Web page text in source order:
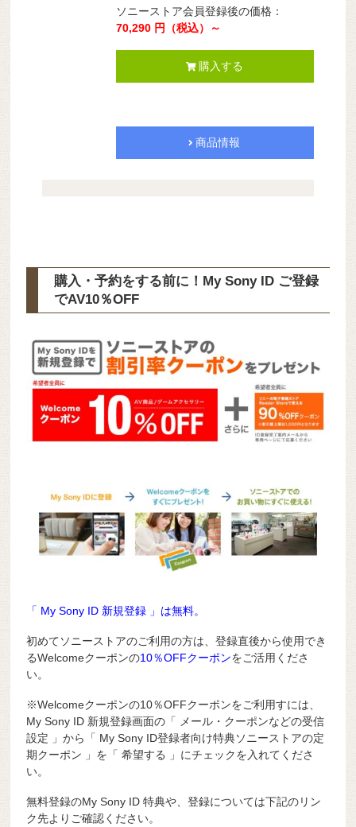
ソニーストア会員登録後の価格：
70,290 円（税込）～
購入する
商品情報
購入・予約をする前に！My Sony ID ご登録
でAV10％OFF
「 My Sony ID 新規登録 」は無料。
初めてソニーストアのご利用の方は、登録直後から使用でき
るWelcomeクーポンの10％OFFクーポンをご活用くださ
い。
※Welcomeクーポンの10％OFFクーポンをご利用すには、
My Sony ID 新規登録画面の「 メール・クーポンなどの受信
設定 」から「 My Sony ID登録者向け特典ソニーストアの定
期クーポン 」を「 希望する 」にチェックを入れてくださ
い。
無料登録のMy Sony ID 特典や、登録については下記のリン
ク先よりご確認ください。